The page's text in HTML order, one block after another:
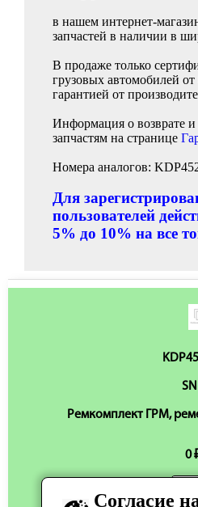
в нашем интернет-
запчастей в наличии в
В продаже только
грузовых автомобилей
гарантией от
Информация о возврате и
запчастям на странице
Номера аналогов:
Для
пользователей
5% до 10% на все
Ремкомплект ГРМ,
0
Нет в
Согласие